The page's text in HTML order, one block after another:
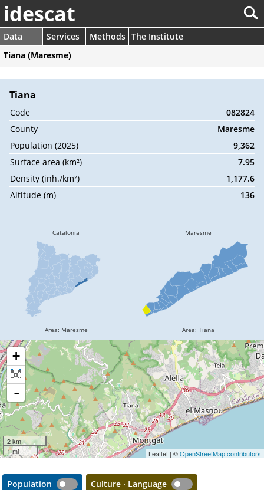
idescat
Data Services Methods The Institute
Tiana (Maresme)
Tiana
Code
082824
County
Maresme
Population (2025)
9,362
Surface area (km²)
7.95
Density (inh./km²)
1,177.6
Altitude (m)
136
+
-
2 km
1 mi
Leaflet | ©OpenStreetMap contributors
Population Culture · Language